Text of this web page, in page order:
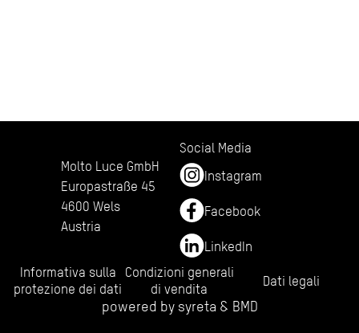
Molto Luce GmbH
Europastraße 45
4600 Wels
Austria
Informativa sulla
protezione dei dati
Condizioni generali
di vendita
Dati legali
Social Media
Instagram
Facebook
LinkedIn
powered by syreta & BMD